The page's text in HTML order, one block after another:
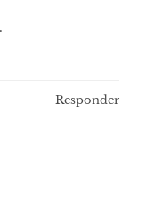
Responder